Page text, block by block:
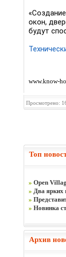
окон,
будут
www.know-
Просмотрено:
Топ
» Open
» Два ярких
»
» Новинка
Архив